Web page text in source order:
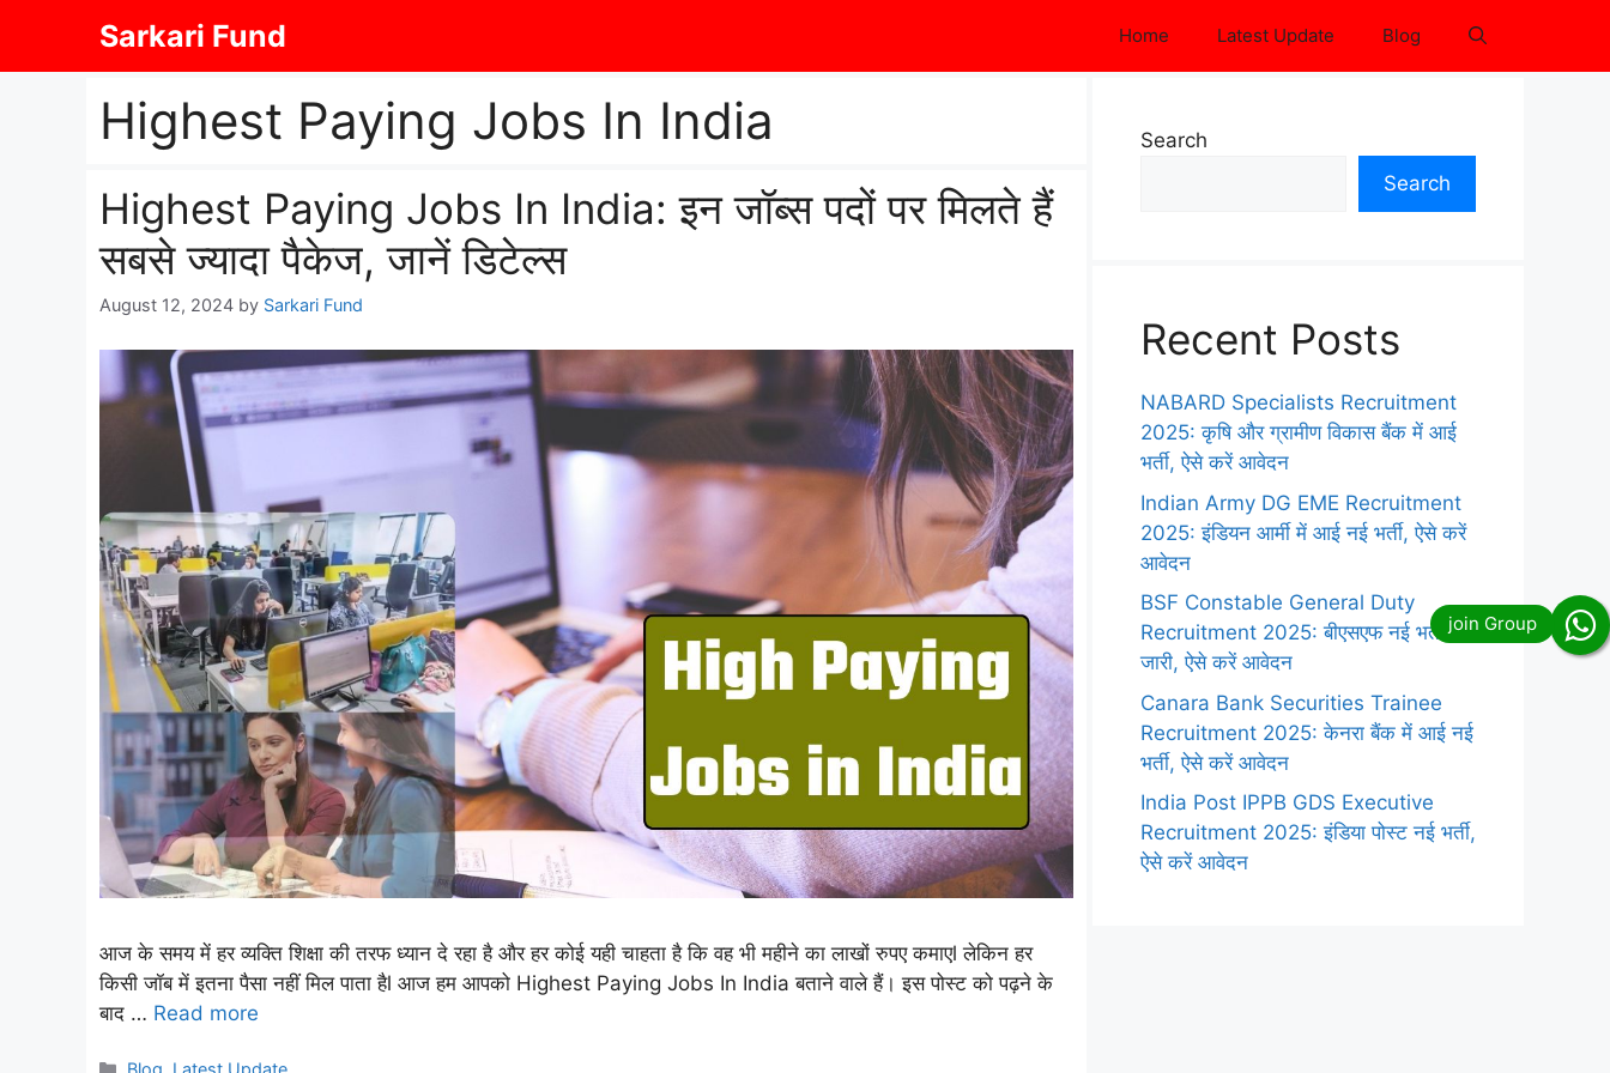
content
Sarkari Fund Home Latest Update Blog
Highest Paying Jobs In India
Highest Paying Jobs In India: इन जॉब्स पदों पर मिलते हैं
सबसे ज्यादा पैकेज, जानें डिटेल्स
August 12, 2024 by Sarkari Fund
आज के समय में हर व्यक्ति शिक्षा की तरफ ध्यान दे रहा है और हर कोई यही चाहता है कि वह भी महीने का लाखों रुपए कमाएl लेकिन हर
किसी जॉब में इतना पैसा नहीं मिल पाता हैl आज हम आपको Highest Paying Jobs In India बताने वाले हैं। इस पोस्ट को पढ़ने के
बाद … Read more
Categories
Blog Latest Update
Search
Search
Recent Posts
NABARD Specialists Recruitment
2025: कृषि और ग्रामीण विकास बैंक में आई
भर्ती, ऐसे करें आवेदन
Indian Army DG EME Recruitment
2025: इंडियन आर्मी में आई नई भर्ती, ऐसे करें
आवेदन
BSF Constable General Duty
Recruitment 2025: बीएसएफ नई भर्ती
जारी, ऐसे करें आवेदन
Canara Bank Securities Trainee
Recruitment 2025: केनरा बैंक में आई नई
भर्ती, ऐसे करें आवेदन
India Post IPPB GDS Executive
Recruitment 2025: इंडिया पोस्ट नई भर्ती,
ऐसे करें आवेदन